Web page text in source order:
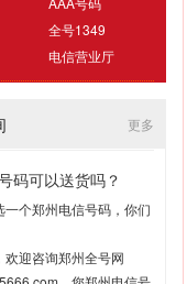
全号1349
电信营业厅
更多
码可以送货吗？
一个郑州电信号码，你们
欢迎咨询郑州全号网